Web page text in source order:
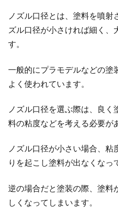
ノズル口径とは、塗料を噴射
ズル口径が小さければ細く、
す。
一般的にプラモデルなどの塗
よく使われています。
ノズル口径を選ぶ際は、良
料の粘度などを考える必要が
ノズル口径が小さい場合、粘
りを起こし塗料が出なくなっ
逆の場合だと塗装の際、塗料
しくなってしまいます。